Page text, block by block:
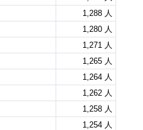
1,288 人
1,280 人
1,271 人
1,265 人
1,264 人
1,262 人
1,258 人
1,254 人